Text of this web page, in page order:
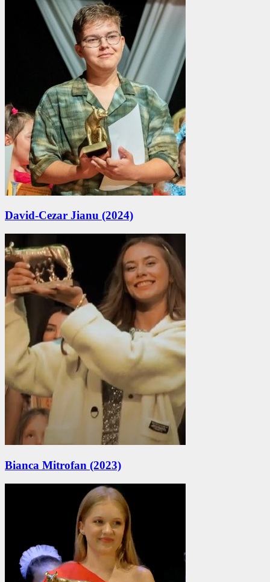
David-Cezar Jianu (2024)
Bianca Mitrofan (2023)